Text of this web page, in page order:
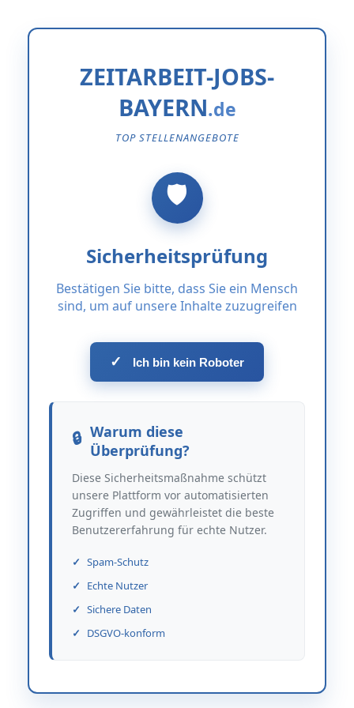
ZEITARBEIT-JOBS-
BAYERN
TOP STELLENANGEBOTE
Sicherheitsprüfung
Bestätigen Sie bitte, dass Sie ein Mensch
sind, um auf unsere Inhalte zuzugreifen
✓ Ich bin kein Roboter
Warum diese
Überprüfung?
Diese Sicherheitsmaßnahme schützt
unsere Plattform vor automatisierten
Zugriffen und gewährleistet die beste
Benutzererfahrung für echte Nutzer.
Spam-Schutz
Echte Nutzer
Sichere Daten
DSGVO-konform